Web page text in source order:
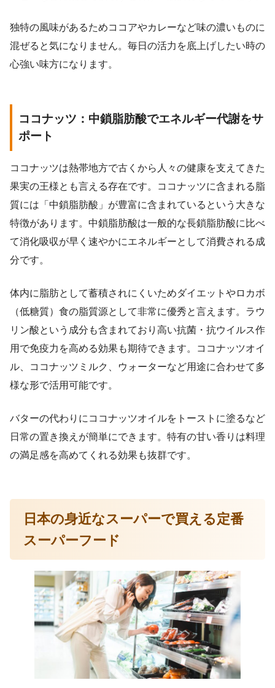
独特の風味があるためココアやカレーなど味の濃いものに
混ぜると気になりません。毎日の活力を底上げしたい時の
心強い味方になります。
ココナッツ：中鎖脂肪酸でエネルギー代謝をサ
ポート
ココナッツは熱帯地方で古くから人々の健康を支えてきた
果実の王様とも言える存在です。ココナッツに含まれる脂
質には「中鎖脂肪酸」が豊富に含まれているという大きな
特徴があります。中鎖脂肪酸は一般的な長鎖脂肪酸に比べ
て消化吸収が早く速やかにエネルギーとして消費される成
分です。
体内に脂肪として蓄積されにくいためダイエットやロカボ
（低糖質）食の脂質源として非常に優秀と言えます。ラウ
リン酸という成分も含まれており高い抗菌・抗ウイルス作
用で免疫力を高める効果も期待できます。ココナッツオイ
ル、ココナッツミルク、ウォーターなど用途に合わせて多
様な形で活用可能です。
バターの代わりにココナッツオイルをトーストに塗るなど
日常の置き換えが簡単にできます。特有の甘い香りは料理
の満足感を高めてくれる効果も抜群です。
日本の身近なスーパーで買える定番
スーパーフード